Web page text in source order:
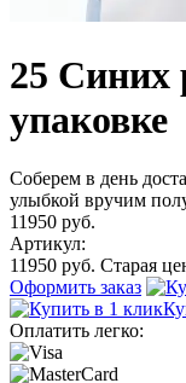
25 Синих
упаковке
Соберем в день
улыбкой вручим
11950 руб.
Артикул:
11950 руб. Старая
Оформить заказ
Оплатить легко: